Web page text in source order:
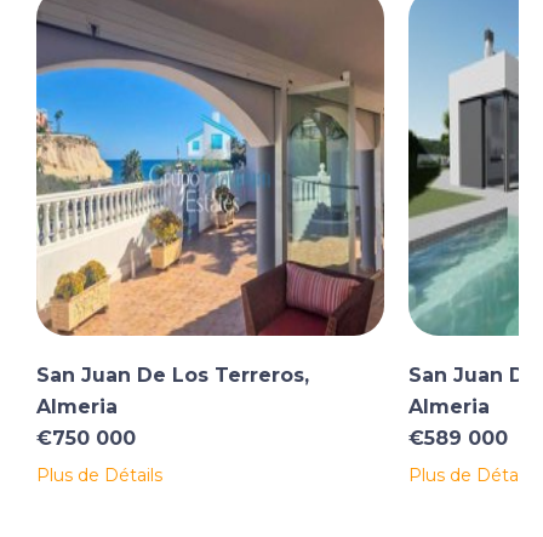
Corvera (Murcie) et Almería, ou Alicante à 90 minutes.
San Juan de los Terreros abrite également la plus
grande géode visitable d Europe, une fascinante grotte
de cristaux souterrains
San Juan De Los Terreros,
Almeria
€750 000
Plus de Détails
San Juan
Almeria
€589 000
Plus de Détails